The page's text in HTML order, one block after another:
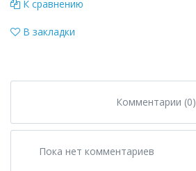
К сравнению
В закладки
Комментарии (0)
Пока нет комментариев